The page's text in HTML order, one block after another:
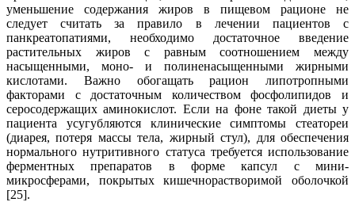
уменьшение содержания жиров в пищевом рационе не
следует считать за правило в лечении пациентов с
панкреатопатиями, необходимо достаточное введение
растительных жиров с равным соотношением между
насыщенными, моно- и полиненасыщенными жирными
кислотами. Важно обогащать рацион липотропными
факторами с достаточным количеством фосфолипидов и
серосодержащих аминокислот. Если на фоне такой диеты у
пациента усугубляются клинические симптомы стеатореи
(диарея, потеря массы тела, жирный стул), для обеспечения
нормального нутритивного статуса требуется использование
ферментных препаратов в форме капсул с мини-
микросферами, покрытых кишечнорастворимой оболочкой
[25].